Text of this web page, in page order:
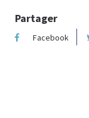
Partager
Facebook